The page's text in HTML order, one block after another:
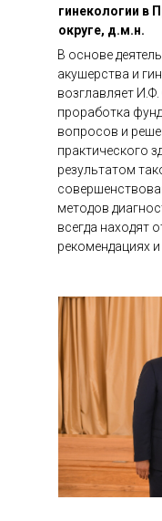
гинекологии в
округе, д.м.н.
В основе
акушерства и
возглавляет
проработка
вопросов и
практического
результатом
методов
всегда находят
рекомендациях